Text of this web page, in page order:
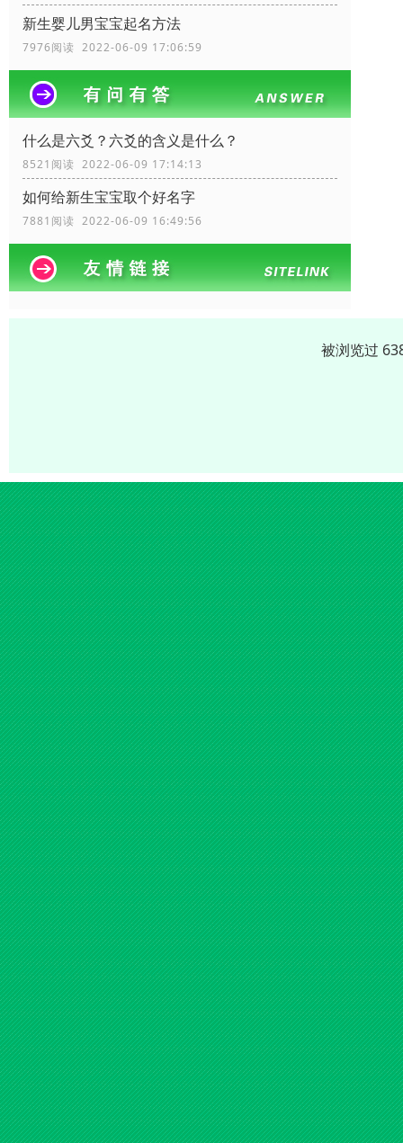
新生婴儿男宝宝起名方法
7976阅读 2022-06-09 17:06:59
什么是六爻？六爻的含义是什么？
8521阅读 2022-06-09 17:14:13
如何给新生宝宝取个好名字
7881阅读 2022-06-09 16:49:56
被浏览过